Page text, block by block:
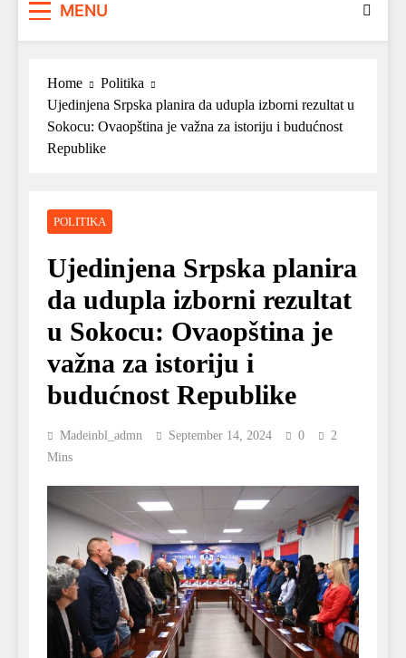
MENU
Home
Politika
Ujedinjena Srpska planira da udupla izborni rezultat u
Sokocu: Ovaopština je važna za istoriju i budućnost
Republike
POLITIKA
Ujedinjena Srpska planira
da udupla izborni rezultat
u Sokocu: Ovaopština je
važna za istoriju i
budućnost Republike
Madeinbl_admn September 14, 2024 0
2
Mins